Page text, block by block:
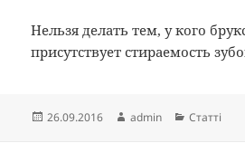
Нельзя делать тем, у кого
присутствует стираемость
Опубліковано
26.09.2016 Автор
admin Категорії
Статті